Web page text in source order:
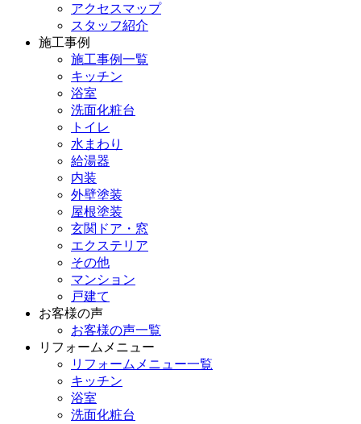
アクセスマップ
スタッフ紹介
施工事例
施工事例一覧
キッチン
浴室
洗面化粧台
トイレ
水まわり
給湯器
内装
外壁塗装
屋根塗装
玄関ドア・窓
エクステリア
その他
マンション
戸建て
お客様の声
お客様の声一覧
リフォームメニュー
リフォームメニュー一覧
キッチン
浴室
洗面化粧台